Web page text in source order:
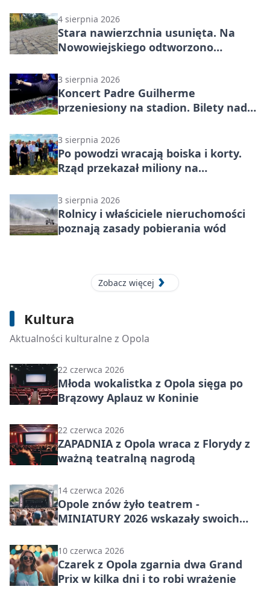
4 sierpnia 2026
Stara nawierzchnia usunięta. Na
Nowowiejskiego odtworzono
3 sierpnia 2026
Koncert Padre Guilherme
przeniesiony na stadion. Bilety nadal
3 sierpnia 2026
Po powodzi wracają boiska i korty.
Rząd przekazał miliony na
3 sierpnia 2026
Rolnicy i właściciele nieruchomości
poznają zasady pobierania wód
Zobacz więcej
Kultura
Aktualności kulturalne z Opola
Rekrutacja w MDK Opole wchodzi w
decydującą fazę
22 czerwca 2026
Młoda wokalistka z Opola sięga po
Brązowy Aplauz w Koninie
22 czerwca 2026
ZAPADNIA z Opola wraca z Florydy z
ważną teatralną nagrodą
14 czerwca 2026
Opole znów żyło teatrem -
MINIATURY 2026 wskazały swoich
10 czerwca 2026
Czarek z Opola zgarnia dwa Grand
Prix w kilka dni i to robi wrażenie